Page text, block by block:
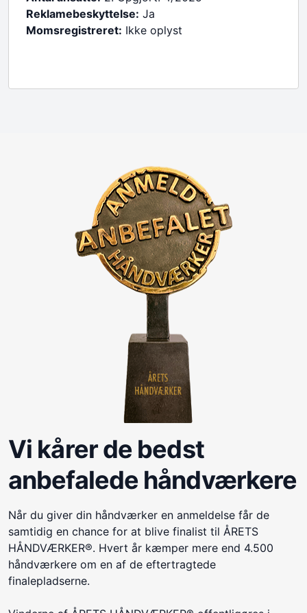
Reklamebeskyttelse: Ja
Momsregistreret: Ikke oplyst
Vi kårer de bedst
anbefalede håndværkere
Når du giver din håndværker en anmeldelse får de
samtidig en chance for at blive finalist til ÅRETS
HÅNDVÆRKER®. Hvert år kæmper mere end 4.500
håndværkere om en af de eftertragtede
finalepladserne.